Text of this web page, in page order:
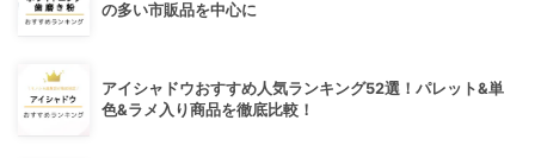
の多い市販品を中心に
アイシャドウおすすめ人気ランキング52選！パレット&単
色&ラメ入り商品を徹底比較！